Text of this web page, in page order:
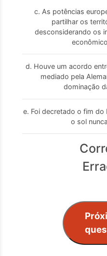
c. As potências
partilhar os
desconsiderando os
d. Houve um acordo
mediado pela
dominação
e. Foi decretado o fim do
o sol